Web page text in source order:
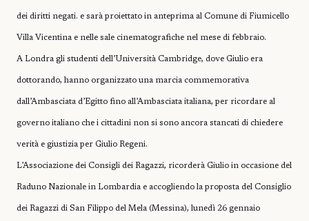
dei diritti negati. e sarà proiettato in anteprima al Comune di Fiumicello
Villa Vicentina e nelle sale cinematografiche nel mese di febbraio.
A Londra gli studenti dell’Università Cambridge, dove Giulio era
dottorando, hanno organizzato una marcia commemorativa
dall’Ambasciata d’Egitto fino all’Ambasciata italiana, per ricordare al
governo italiano che i cittadini non si sono ancora stancati di chiedere
verità e giustizia per Giulio Regeni.
L’Associazione dei Consigli dei Ragazzi, ricorderà Giulio in occasione del
Raduno Nazionale in Lombardia e accogliendo la proposta del Consiglio
dei Ragazzi di San Filippo del Mela (Messina), lunedì 26 gennaio